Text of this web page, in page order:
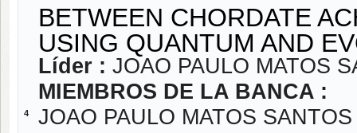
4
BETWEEN CHORDATE
USING QUANTUM AND
Líder : JOAO PAULO MATOS
MIEMBROS DE LA BANCA :
JOAO PAULO MATOS